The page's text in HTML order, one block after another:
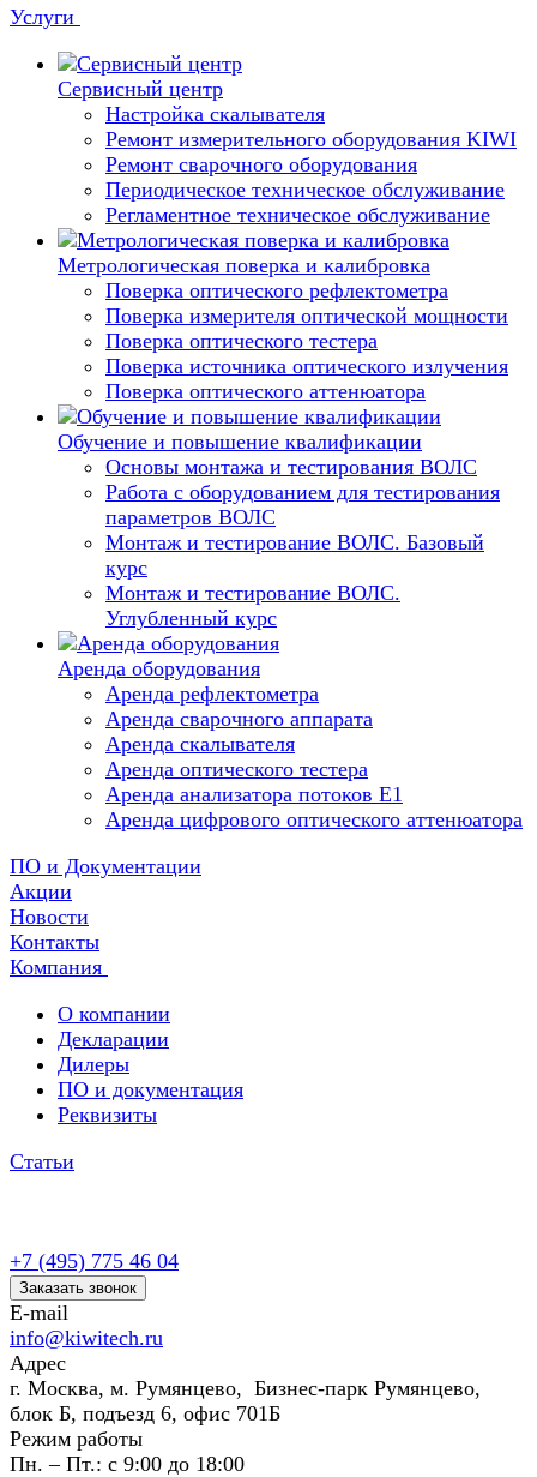
Услуги
Сервисный центр
Настройка скалывателя
Ремонт измерительного оборудования KIWI
Ремонт сварочного оборудования
Периодическое техническое обслуживание
Регламентное техническое обслуживание
Метрологическая поверка и калибровка
Поверка оптического рефлектометра
Поверка измерителя оптической мощности
Поверка оптического тестера
Поверка источника оптического излучения
Поверка оптического аттенюатора
Обучение и повышение квалификации
Основы монтажа и тестирования ВОЛС
Работа с оборудованием для тестирования
параметров ВОЛС
Монтаж и тестирование ВОЛС. Базовый
курс
Монтаж и тестирование ВОЛС.
Углубленный курс
Аренда оборудования
Аренда рефлектометра
Аренда сварочного аппарата
Аренда скалывателя
Аренда оптического тестера
Аренда анализатора потоков Е1
Аренда цифрового оптического аттенюатора
ПО и Документации
Акции
Новости
Контакты
Компания
О компании
Декларации
Дилеры
ПО и документация
Реквизиты
Статьи
+7 (495) 775 46 04
Заказать звонок
E-mail
info@kiwitech.ru
Адрес
г. Москва, м. Румянцево, Бизнес-парк Румянцево,
блок Б, подъезд 6, офис 701Б
Режим работы
Пн. – Пт.: с 9:00 до 18:00